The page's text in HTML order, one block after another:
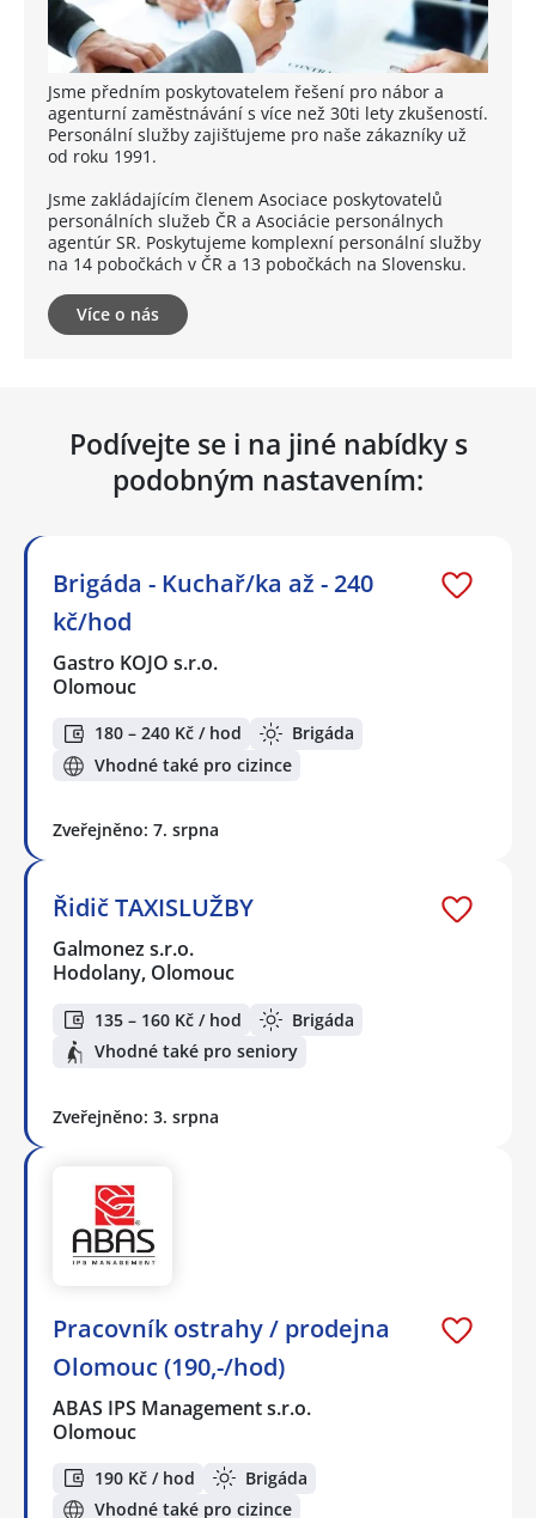
Jsme předním poskytovatelem řešení pro nábor a
agenturní zaměstnávání s více než 30ti lety zkušeností.
Personální služby zajišťujeme pro naše zákazníky už
od roku 1991.
Jsme zakládajícím členem Asociace poskytovatelů
personálních služeb ČR a Asociácie personálnych
agentúr SR. Poskytujeme komplexní personální služby
na 14 pobočkách v ČR a 13 pobočkách na Slovensku.
Více o nás
Podívejte se i na jiné nabídky s
podobným nastavením:
Brigáda - Kuchař/ka až - 240
kč/hod
Gastro KOJO s.r.o.
Olomouc
180 – 240 Kč / hod
Brigáda
Vhodné také pro cizince
Zveřejněno: 7. srpna
Řidič TAXISLUŽBY
Galmonez s.r.o.
Hodolany, Olomouc
135 – 160 Kč / hod
Brigáda
Vhodné také pro seniory
Zveřejněno: 3. srpna
Pracovník ostrahy / prodejna
Olomouc (190,-/hod)
ABAS IPS Management s.r.o.
Olomouc
190 Kč / hod
Brigáda
Vhodné také pro cizince